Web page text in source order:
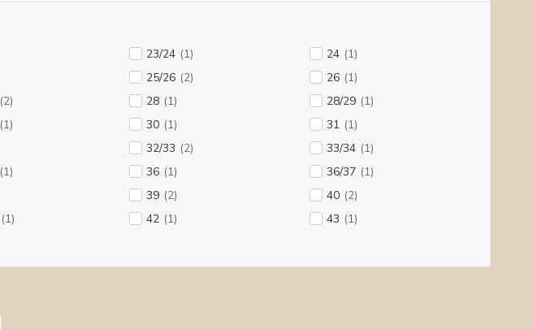
23/24 (1) 24 (1)
25/26 (2) 26 (1)
(2) 28 (1) 28/29 (1)
(1) 30 (1) 31 (1)
32/33 (2) 33/34 (1)
(1) 36 (1) 36/37 (1)
39 (2) 40 (2)
(1) 42 (1) 43 (1)